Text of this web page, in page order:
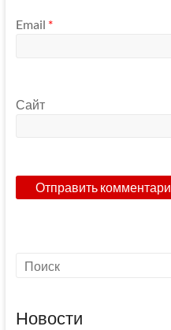
Email *
Сайт
Новости